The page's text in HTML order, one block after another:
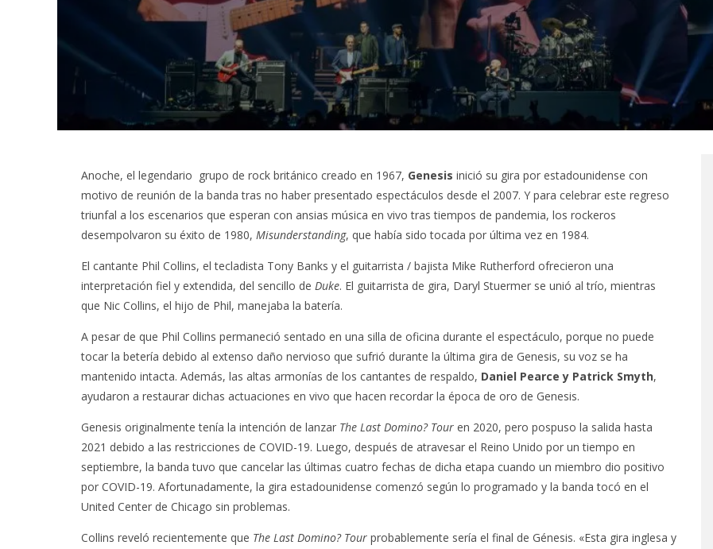
Anoche, el legendario grupo de rock británico creado en 1967, Genesis inició su gira por estadounidense con
motivo de reunión de la banda tras no haber presentado espectáculos desde el 2007. Y para celebrar este regreso
triunfal a los escenarios que esperan con ansias música en vivo tras tiempos de pandemia, los rockeros
desempolvaron su éxito de 1980, Misunderstanding, que había sido tocada por última vez en 1984.
El cantante Phil Collins, el tecladista Tony Banks y el guitarrista / bajista Mike Rutherford ofrecieron una
interpretación fiel y extendida, del sencillo de Duke. El guitarrista de gira, Daryl Stuermer se unió al trío, mientras
que Nic Collins, el hijo de Phil, manejaba la batería.
A pesar de que Phil Collins permaneció sentado en una silla de oficina durante el espectáculo, porque no puede
tocar la betería debido al extenso daño nervioso que sufrió durante la última gira de Genesis, su voz se ha
mantenido intacta. Además, las altas armonías de los cantantes de respaldo, Daniel Pearce y Patrick Smyth,
ayudaron a restaurar dichas actuaciones en vivo que hacen recordar la época de oro de Genesis.
Genesis originalmente tenía la intención de lanzar The Last Domino? Tour en 2020, pero pospuso la salida hasta
2021 debido a las restricciones de COVID-19. Luego, después de atravesar el Reino Unido por un tiempo en
septiembre, la banda tuvo que cancelar las últimas cuatro fechas de dicha etapa cuando un miembro dio positivo
por COVID-19. Afortunadamente, la gira estadounidense comenzó según lo programado y la banda tocó en el
United Center de Chicago sin problemas.
Collins reveló recientemente que The Last Domino? Tour probablemente sería el final de Génesis. «Esta gira inglesa y